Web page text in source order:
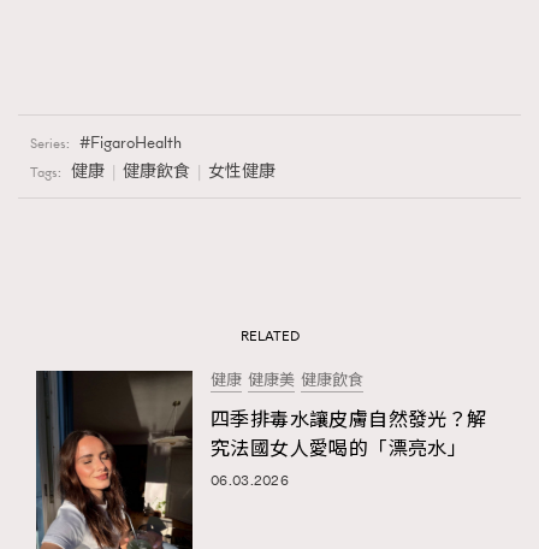
Series: FigaroHealth
Tags: 健康 健康飲食 女性健康
RELATED
健康 健康美 健康飲食
四季排毒水讓皮膚自然發光？解
究法國女人愛喝的「漂亮水」
06.03.2026